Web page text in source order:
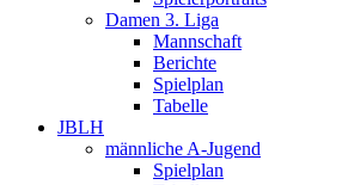
Damen 3. Liga
Mannschaft
Berichte
Spielplan
Tabelle
JBLH
männliche A-Jugend
Spielplan